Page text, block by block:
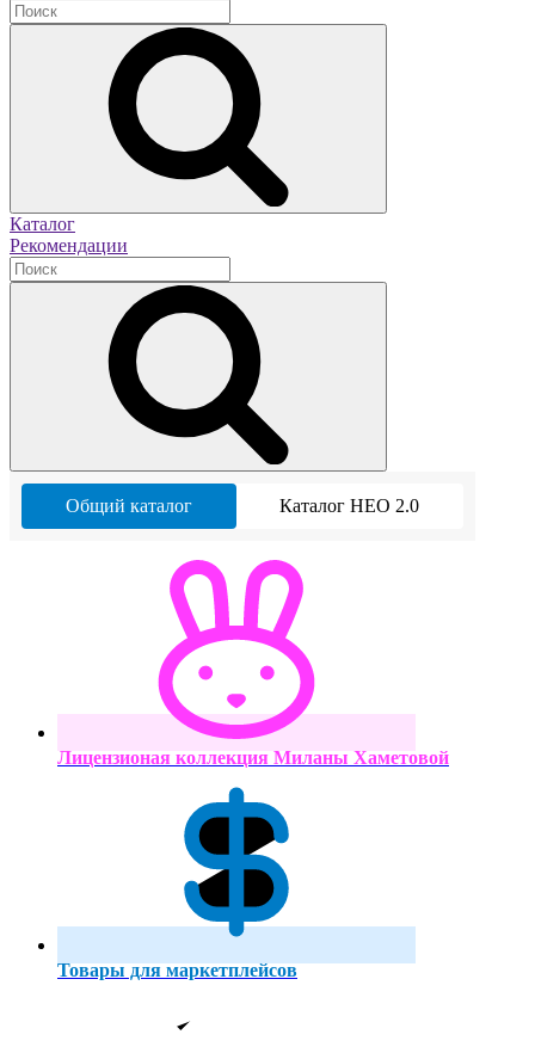
Каталог
Рекомендации
Общий каталог Каталог НЕО 2.0
Лицензионая коллекция Миланы Хаметовой
Товары для маркетплейсов